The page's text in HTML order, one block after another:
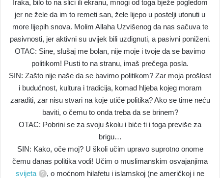
Iraka, bilo to na slici ili ekranu, mnogi od toga bježe pogledom
jer ne žele da im to remeti san, žele lijepo u postelji utonuti u
more lijepih snova. Molim Allaha Uzvišenog da nas sačuva te
pasivnosti, jer aktivni su uvijek bili uzdignuti, a pasivni poniženi.
OTAC: Sine, slušaj me bolan, nije moje i tvoje da se bavimo
politikom! Pusti to na stranu, imaš prečega posla.
SIN: Zašto nije naše da se bavimo politikom? Zar moja prošlost
i budućnost, kultura i tradicija, komad hljeba kojeg moram
zaraditi, zar nisu stvari na koje utiče politika? Ako se time neću
baviti, o čemu to onda treba da se brinem?
OTAC: Pobrini se za svoju školu i biće ti i toga previše za
brigu…
SIN: Kako, oče moj? U školi učim upravo suprotno onome
čemu danas politika vodi! Učim o muslimanskim osvajanjima
svijeta
, o moćnom hilafetu i islamskoj (ne američkoj i ne